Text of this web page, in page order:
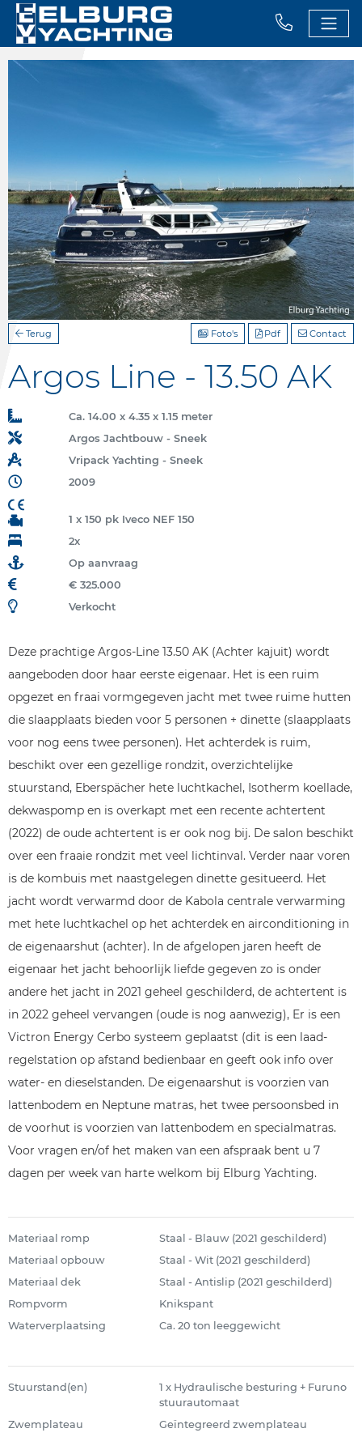
Terug Contact
Pdf
Foto's
Argos Line - 13.50 AK
Ca. 14.00 x 4.35 x 1.15 meter
Argos Jachtbouw - Sneek
Vripack Yachting - Sneek
2009
1 x 150 pk Iveco NEF 150
2x
Op aanvraag
€ 325.000
Verkocht
Deze prachtige Argos-Line 13.50 AK (Achter kajuit) wordt
aangeboden door haar eerste eigenaar. Het is een ruim
opgezet en fraai vormgegeven jacht met twee ruime hutten
die slaapplaats bieden voor 5 personen + dinette (slaapplaats
voor nog eens twee personen). Het achterdek is ruim,
beschikt over een gezellige rondzit, overzichtelijke
stuurstand, Eberspächer hete luchtkachel, Isotherm koellade,
dekwaspomp en is overkapt met een recente achtertent
(2022) de oude achtertent is er ook nog bij. De salon beschikt
over een fraaie rondzit met veel lichtinval. Verder naar voren
is de kombuis met naastgelegen dinette gesitueerd. Het
jacht wordt verwarmd door de Kabola centrale verwarming
met hete luchtkachel op het achterdek en airconditioning in
de eigenaarshut (achter). In de afgelopen jaren heeft de
eigenaar het jacht behoorlijk liefde gegeven zo is onder
andere het jacht in 2021 geheel geschilderd, de achtertent is
in 2022 geheel vervangen (oude is nog aanwezig), Er is een
Victron Energy Cerbo systeem geplaatst (dit is een laad-
regelstation op afstand bedienbaar en geeft ook info over
water- en dieselstanden. De eigenaarshut is voorzien van
lattenbodem en Neptune matras, het twee persoonsbed in
de voorhut is voorzien van lattenbodem en specialmatras.
Voor vragen en/of het maken van een afspraak bent u 7
dagen per week van harte welkom bij Elburg Yachting.
Materiaal romp
Staal - Blauw (2021 geschilderd)
Materiaal opbouw
Staal - Wit (2021 geschilderd)
Materiaal dek
Staal - Antislip (2021 geschilderd)
Rompvorm
Knikspant
Waterverplaatsing
Ca. 20 ton leeggewicht
Stuurstand(en)
1 x Hydraulische besturing + Furuno
stuurautomaat
Zwemplateau
Geïntegreerd zwemplateau